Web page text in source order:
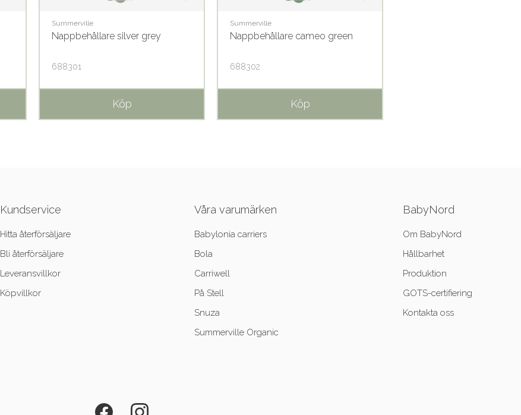
Summerville
Nappbehållare silver grey
688301
Köp
Summerville
Nappbehållare cameo green
688302
Köp
Kundservice
Hitta återförsäljare
Bli återförsäljare
Leveransvillkor
Köpvillkor
Våra varumärken
Babylonia carriers
Bola
Carriwell
På Stell
Snuza
Summerville Organic
BabyNord
Om BabyNord
Hållbarhet
Produktion
GOTS-certifiering
Kontakta oss